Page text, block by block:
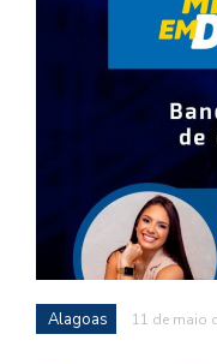
Alagoas 11 de maio